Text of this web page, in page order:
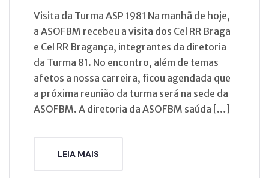
Visita da Turma ASP 1981 Na manhã de hoje,
a ASOFBM recebeu a visita dos Cel RR Braga
e Cel RR Bragança, integrantes da diretoria
da Turma 81. No encontro, além de temas
afetos a nossa carreira, ficou agendada que
a próxima reunião da turma será na sede da
ASOFBM. A diretoria da ASOFBM saúda […]
LEIA MAIS